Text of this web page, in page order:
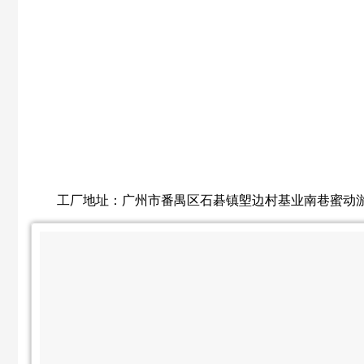
工厂地址：广州市番禺区石碁镇塱边村基业南巷蜜动